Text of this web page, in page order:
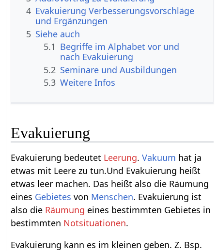
4 Evakuierung Verbesserungsvorschläge
und Ergänzungen
5 Siehe auch
5.1 Begriffe im Alphabet vor und
nach Evakuierung
5.2 Seminare und Ausbildungen
5.3 Weitere Infos
Evakuierung
Evakuierung bedeutet Leerung.Vakuum hat ja
etwas mit Leere zu tun.Und Evakuierung heißt
etwas leer machen. Das heißt also die Räumung
eines Gebietes von Menschen. Evakuierung ist
also die Räumung eines bestimmten Gebietes in
bestimmten Notsituationen.
Evakuierung kann es im kleinen geben. Z. Bsp.